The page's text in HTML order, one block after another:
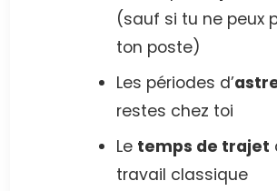
(sauf si tu ne peux
ton poste)
Les périodes d’
restes chez toi
Le temps de trajet
travail classique